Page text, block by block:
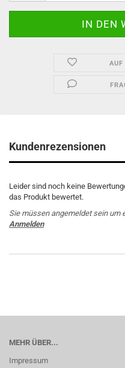
AUF
Kundenrezensionen
Leider sind noch keine
das Produkt bewertet.
Sie müssen angemeldet sein um
Anmelden
MEHR ÜBER...
Impressum